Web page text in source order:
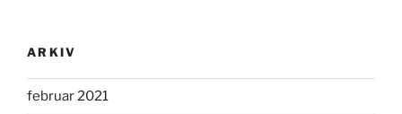
ARKIV
februar 2021